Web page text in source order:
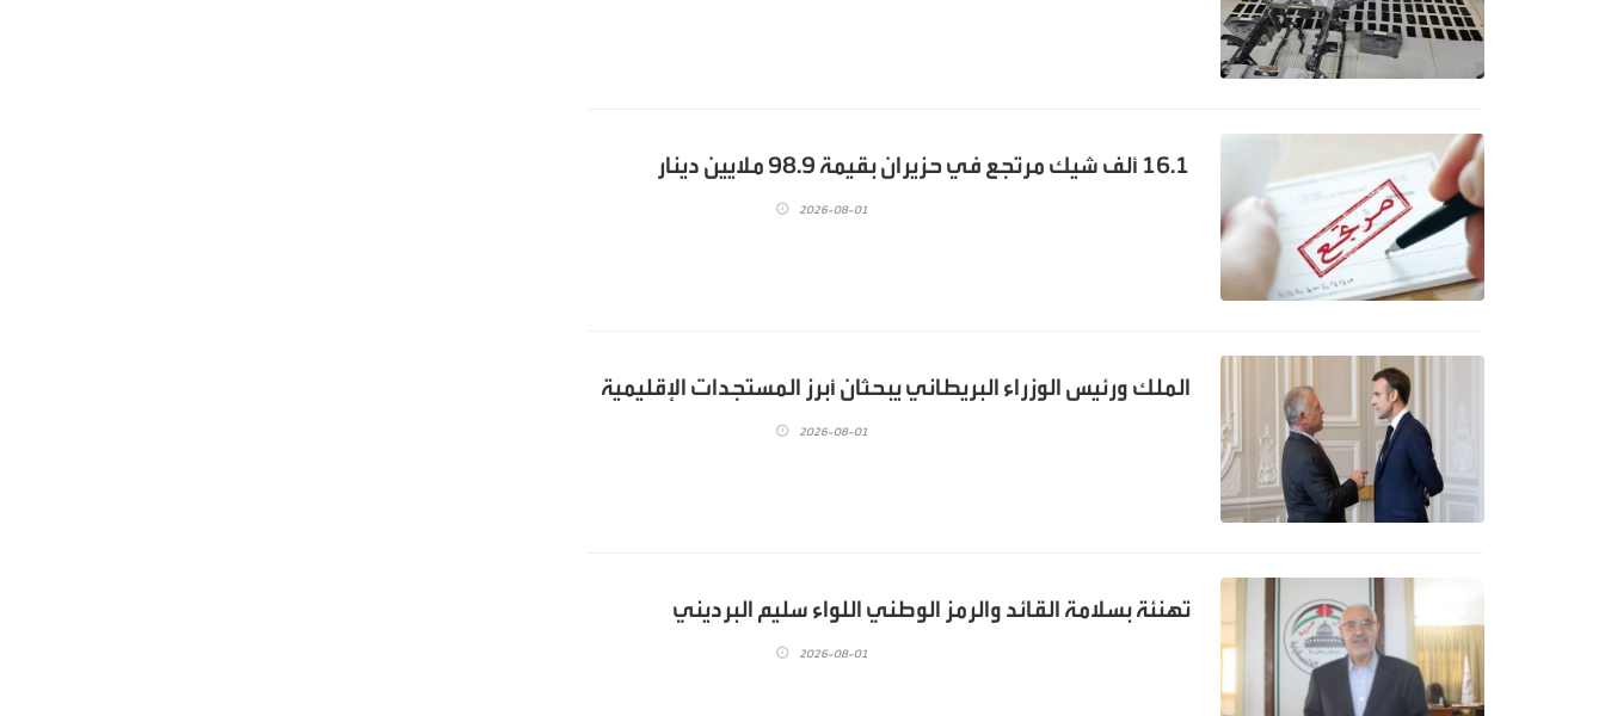
16.1 ألف شيك مرتجع في حزيران بقيمة 98.9 ملايين دينار
2026-08-01
الملك ورئيس الوزراء البريطاني يبحثان أبرز المستجدات الإقليمية
2026-08-01
تهنئة بسلامة القائد والرمز الوطني اللواء سليم البرديني
2026-08-01